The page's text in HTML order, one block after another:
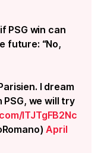
PSG win can
future: “No,
I dream
we will try
ITJTgFB2Nc
April